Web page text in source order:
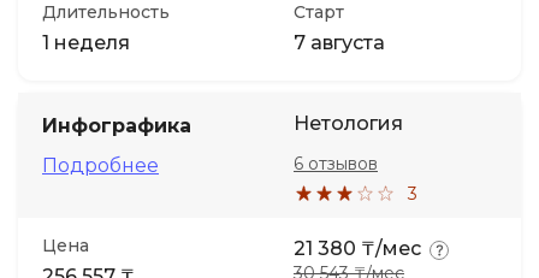
Длительность
1 неделя
Старт
7 августа
Инфографика
Подробнее
Нетология
3
6 отзывов
Цена 21 380 ₸/мес
30 543 ₸/мес